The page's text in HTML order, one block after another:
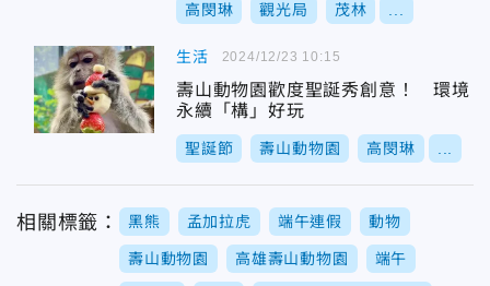
高閔琳 觀光局 茂林
生活
壽山動物園歡度聖誕秀創意！ 環境
永續「構」好玩
聖誕節 壽山動物園 高閔琳
2024/12/23 10:15
相關標籤： 黑熊 孟加拉虎 端午連假 動物
壽山動物園 高雄壽山動物園 端午